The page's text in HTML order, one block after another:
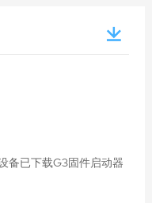
备已下载G3固件启动器